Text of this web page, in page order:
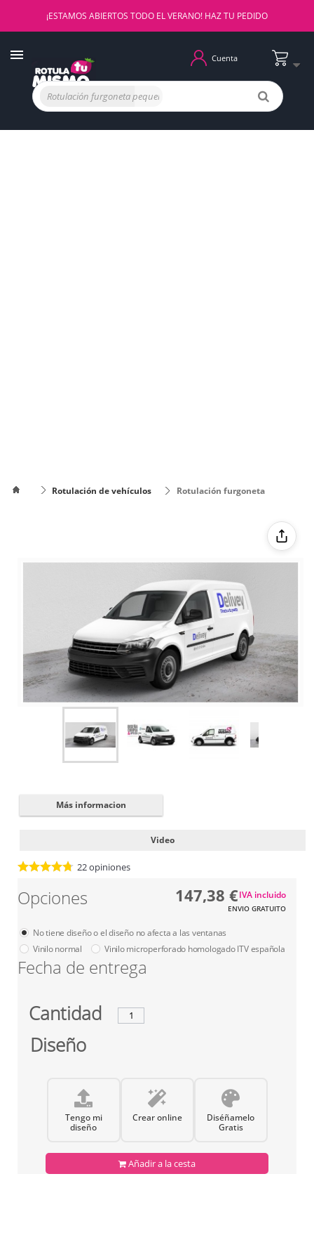
¡ESTAMOS ABIERTOS TODO EL VERANO! HAZ TU PEDIDO
Cuenta
Rotulación de vehículos
Rotulación furgoneta
texto en
de color el texto
Cerrar ✖
Más informacion
Video
22opiniones
Opciones
No tiene diseño o el diseño no afecta a las ventanas
Vinilo normal
Vinilo microperforado homologado ITV española
Fecha de entrega
Cantidad
147,38 €
ENVIO GRATUITO
IVA incluido
Diseño
Tengo mi
diseño
Crear online
Diséñamelo
Gratis
Añadir a la cesta